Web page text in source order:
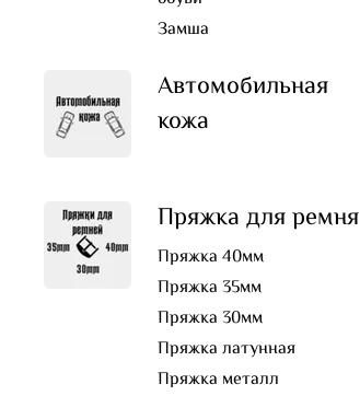
Замша
Автомобильная
кожа
Пряжка для ремня
Пряжка 40мм
Пряжка 35мм
Пряжка 30мм
Пряжка латунная
Пряжка металл